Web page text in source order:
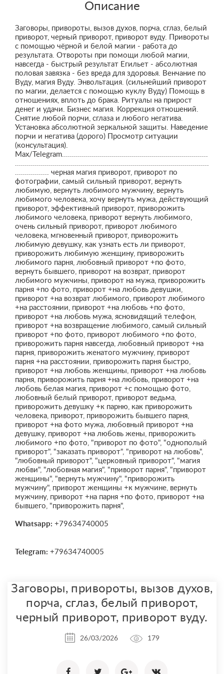
Описание
Заговоры, привороты, вызов духов, порча, сглаз, белый
приворот, черный приворот, приворот вуду. Привороты
с помощью чёрной и белой магии - работа до
результата. Отвороты при помощи любой магии,
навсегда - быстрый результат Егильет - абсолютная
половая завязка - без вреда для здоровья. Венчание по
Вуду, магия Вуду. Энвольтация. (сильнейший приворот
по магии, делается с помощью куклу Вуду) Помощь в
отношениях, вплоть до брака. Ритуалы на прирост
денег и удачи. Бизнес магия. Коррекция отношений.
Снятие любой порчи, сглаза и любого негатива.
Установка абсолютной зеркальной защиты. Наведение
порчи и негатива (дорого) Просмотр ситуации
(консультация).
Max/Telegram.........................................................................
.................................................................................................
................. черная магия приворот, приворот по
фотографии, самый сильный приворот, вернуть
любимую, вернуть любимого мужчину, вернуть
любимого человека, хочу вернуть мужа, действующий
приворот, эффективный приворот, приворожить
любимого человека, приворот вернуть любимого,
очень сильный приворот, приворот любимого
человека, мгновенный приворот, приворожить
любимую девушку, как узнать есть ли приворот,
приворожить любимую женщину, приворожить
любимого парня, любовный приворот +по фото,
вернуть бывшего, приворот на возврат, приворот
любимого мужчины, приворот на мужа, приворожить
парня +по фото, приворот +на любовь девушки,
приворот +на возврат любимого, приворот любимого
+на расстоянии, приворот +на любовь +по фото,
приворот +на любовь мужа, ясновидящий телефон,
приворот +на возвращение любимого, самый сильный
приворот +по фото, приворот любимого +по фото,
приворожить парня навсегда, любовный приворот +на
парня, приворожить женатого мужчину, приворот
парня +на расстоянии, приворожить парня быстро,
приворот +на любовь женщины, приворот +на любовь
парня, приворожить парня +на любовь, приворот +на
любовь белая магия, приворот +с помощью фото,
любовный белый приворот, приворот ведьма,
приворожить девушку +к парню, как приворожить
человека, приворот, приворожить бывшего парня,
приворот +на фото мужа, любовный приворот +на
девушку, приворот +на любовь жены, приворожить
любимого +по фото, "приворот по фото", "однополый
приворот", "заказать приворот", "приворот на любовь",
"любовный приворот", "церковный приворот", "магия
любви", "любовная магия", "приворот парня", "приворот
женщины", "вернуть мужчину", "приворожить
мужчину", приворот женщины +к мужчине, вернуть
мужчину, приворот +на парня +по фото, приворот +на
бывшего, "приворожить парня",
Whatsapp: +79634740005
Telegram: +79634740005
Заговоры, привороты, вызов духов,
порча, сглаз, белый приворот,
черный приворот, приворот вуду.
26/03/2026 179